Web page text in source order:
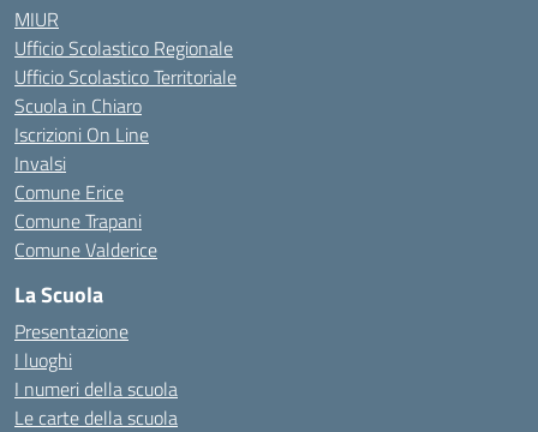
MIUR
Ufficio Scolastico Regionale
Ufficio Scolastico Territoriale
Scuola in Chiaro
Iscrizioni On Line
Invalsi
Comune Erice
Comune Trapani
Comune Valderice
La Scuola
Presentazione
I luoghi
I numeri della scuola
Le carte della scuola